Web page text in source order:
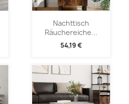
Nachttisch
Räuchereiche...
54,19 €